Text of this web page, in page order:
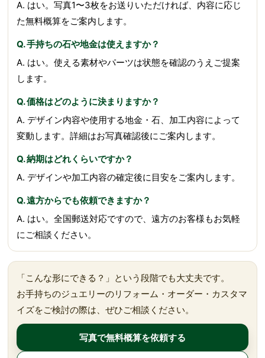
A. はい。写真1〜3枚をお送りいただければ、内容に応じ
た無料概算をご案内します。
Q. 手持ちの石や地金は使えますか？
A. はい。使える素材やパーツは状態を確認のうえご提案
します。
Q. 価格はどのように決まりますか？
A. デザイン内容や使用する地金・石、加工内容によって
変動します。詳細はお写真確認後にご案内します。
Q. 納期はどれくらいですか？
A. デザインや加工内容の確定後に目安をご案内します。
Q. 遠方からでも依頼できますか？
A. はい。全国郵送対応ですので、遠方のお客様もお気軽
にご相談ください。
「こんな形にできる？」という段階でも大丈夫です。
お手持ちのジュエリーのリフォーム・オーダー・カスタマ
イズをご検討の際は、ぜひご相談ください。
写真で無料概算を依頼する